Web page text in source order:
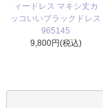
ィードレス マキシ丈カ
ッコいいブラックドレス
965145
9,800円(税込)